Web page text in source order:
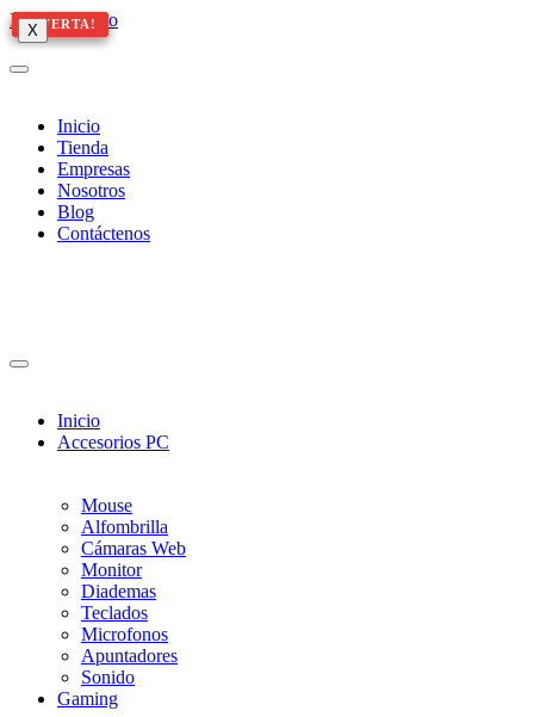
Ir al contenido
Inicio
Tienda
Empresas
Nosotros
Blog
Contáctenos
X
Inicio
Accesorios PC
Mouse
Alfombrilla
Cámaras Web
Monitor
Diademas
Teclados
Microfonos
Apuntadores
Sonido
Gaming
X
X
¡OFERTA!
¡OFERTA!
¡OFERTA!
¡OFERTA!